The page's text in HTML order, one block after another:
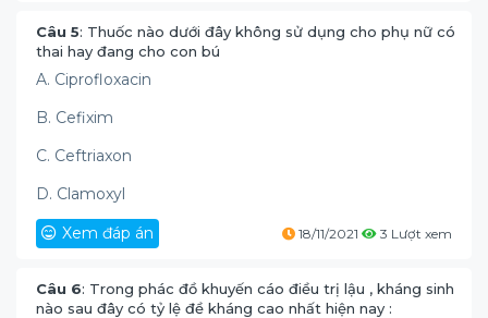
Câu 5: Thuốc nào dưới đây không sử dụng cho phụ nữ có
thai hay đang cho con bú
A. Ciprofloxacin
B. Cefixim
C. Ceftriaxon
D. Clamoxyl
Xem đáp án
18/11/2021 3 Lượt xem
Câu 6: Trong phác đồ khuyến cáo điều trị lậu , kháng sinh
nào sau đây có tỷ lệ đề kháng cao nhất hiện nay :